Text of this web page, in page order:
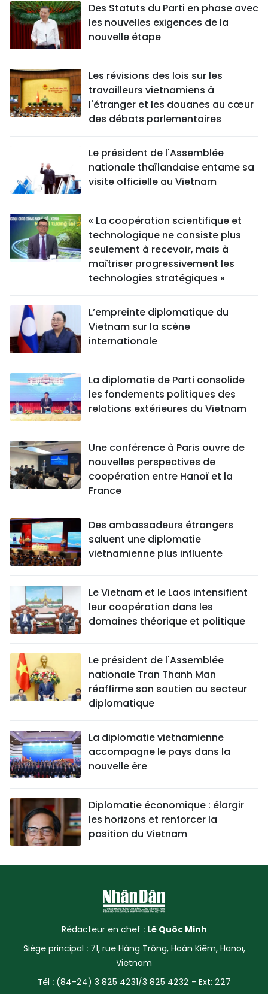
Des Statuts du Parti en phase avec
les nouvelles exigences de la
nouvelle étape
Les révisions des lois sur les
travailleurs vietnamiens à
l'étranger et les douanes au cœur
des débats parlementaires
Le président de l'Assemblée
nationale thaïlandaise entame sa
visite officielle au Vietnam
« La coopération scientifique et
technologique ne consiste plus
seulement à recevoir, mais à
maîtriser progressivement les
technologies stratégiques »
L’empreinte diplomatique du
Vietnam sur la scène
internationale
La diplomatie de Parti consolide
les fondements politiques des
relations extérieures du Vietnam
Une conférence à Paris ouvre de
nouvelles perspectives de
coopération entre Hanoï et la
France
Des ambassadeurs étrangers
saluent une diplomatie
vietnamienne plus influente
Le Vietnam et le Laos intensifient
leur coopération dans les
domaines théorique et politique
Le président de l'Assemblée
nationale Tran Thanh Man
réaffirme son soutien au secteur
diplomatique
La diplomatie vietnamienne
accompagne le pays dans la
nouvelle ère
Diplomatie économique : élargir
les horizons et renforcer la
position du Vietnam
Rédacteur en chef : Lê Quôc Minh
Siège principal : 71, rue Hàng Trông, Hoàn Kiêm, Hanoï,
Vietnam
Tél : (84-24) 3 825 4231/3 825 4232 - Ext: 227